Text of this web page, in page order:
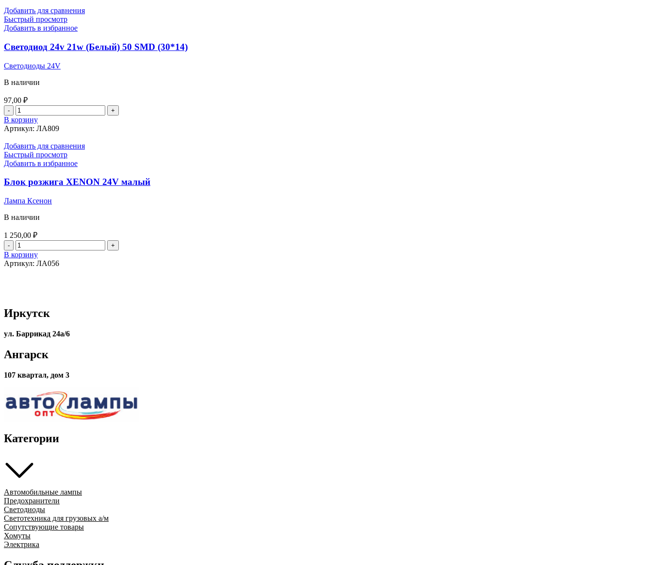
Y19
12-
24v
6000K
(4500Lm)
Добавить для сравнения
Быстрый просмотр
Добавить в избранное
Светодиод 24v 21w (Белый) 50 SMD (30*14)
Светодиоды 24V
В наличии
97,00 ₽
Количество
товара
Светодиод
24v
21w
(Белый)
50
(30*14)
В корзину
Артикул: ЛА809
Добавить для сравнения
Быстрый просмотр
Добавить в избранное
Блок розжига XENON 24V малый
Лампа Ксенон
В наличии
1 250,00 ₽
Количество
товара
Блок
розжига
В корзину
Артикул: ЛА056
Иркутск
ул. Баррикад 24а/6
Ангарск
107 квартал, дом 3
Категории
Автомобильные лампы
Предохранители
Светодиоды
Светотехника для грузовых а/м
Сопутствующие товары
Хомуты
Электрика